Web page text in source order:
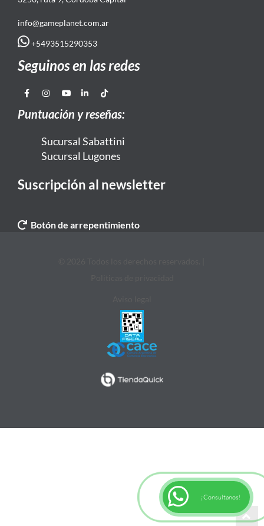
info@gameplanet.com.ar
+5493515290353
Seguinos en las redes
Puntuación y reseñas:
Sucursal Sabattini
Sucursal Lugones
Suscripción al newsletter
Botón de arrepentimiento
¡Consultanos!